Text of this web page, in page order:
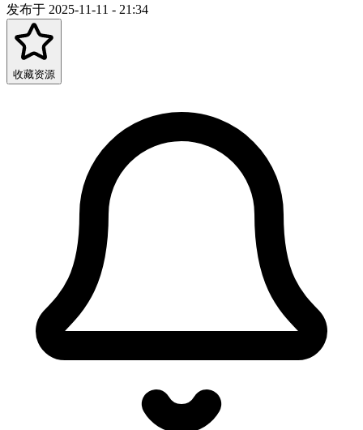
发布于 2025-11-11 - 21:34
收藏资源